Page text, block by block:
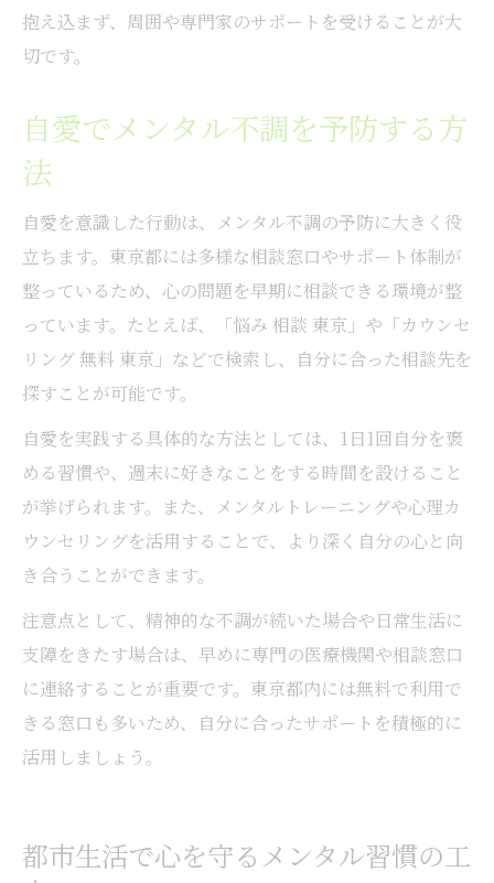
抱え込まず、周囲や専門家のサポートを受けることが大
切です。
自愛でメンタル不調を予防する方
法
自愛を意識した行動は、メンタル不調の予防に大きく役
立ちます。東京都には多様な相談窓口やサポート体制が
整っているため、心の問題を早期に相談できる環境が整
っています。たとえば、「悩み 相談 東京」や「カウンセ
リング 無料 東京」などで検索し、自分に合った相談先を
探すことが可能です。
自愛を実践する具体的な方法としては、1日1回自分を褒
める習慣や、週末に好きなことをする時間を設けること
が挙げられます。また、メンタルトレーニングや心理カ
ウンセリングを活用することで、より深く自分の心と向
き合うことができます。
注意点として、精神的な不調が続いた場合や日常生活に
支障をきたす場合は、早めに専門の医療機関や相談窓口
に連絡することが重要です。東京都内には無料で利用で
きる窓口も多いため、自分に合ったサポートを積極的に
活用しましょう。
都市生活で心を守るメンタル習慣の工